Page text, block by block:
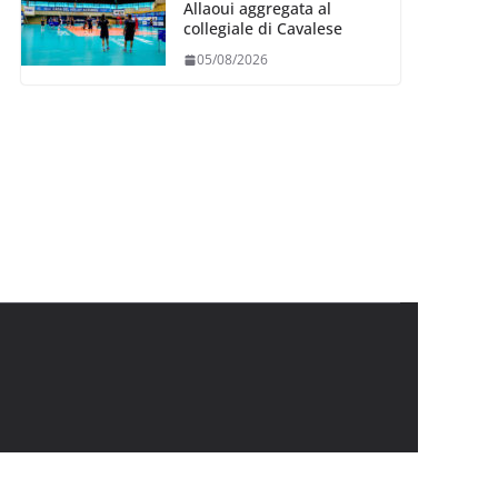
Allaoui aggregata al
collegiale di Cavalese
05/08/2026